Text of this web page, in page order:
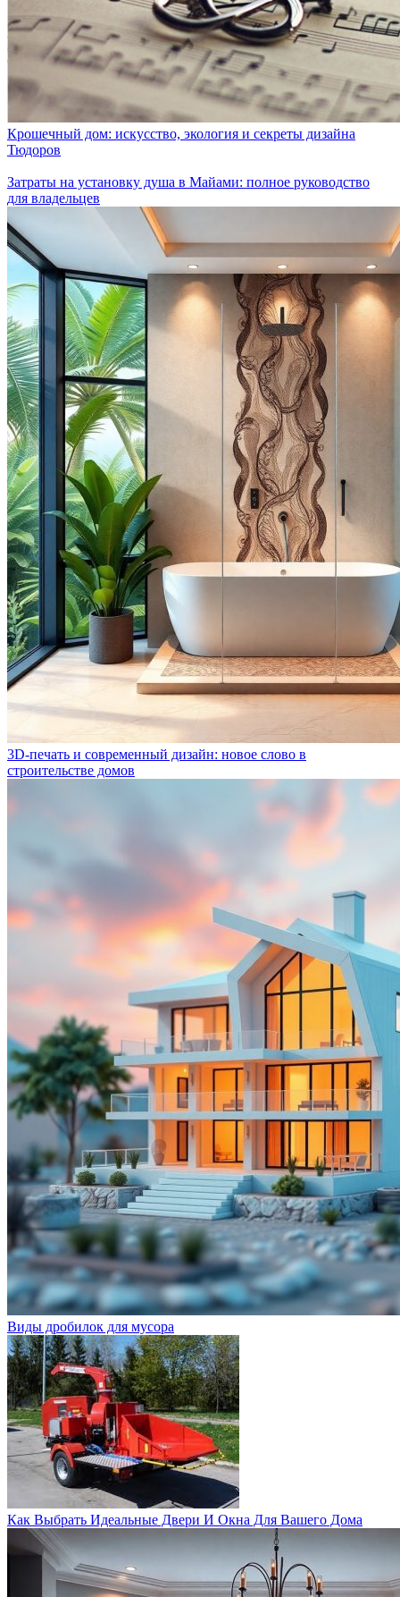
Крошечный дом: искусство, экология и секреты дизайна
Тюдоров
Затраты на установку душа в Майами: полное руководство
для владельцев
3D-печать и современный дизайн: новое слово в
строительстве домов
Виды дробилок для мусора
Как Выбрать Идеальные Двери И Окна Для Вашего Дома